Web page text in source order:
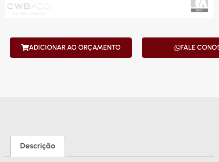
ADICIONAR AO ORÇAMENTO FALE
Descrição